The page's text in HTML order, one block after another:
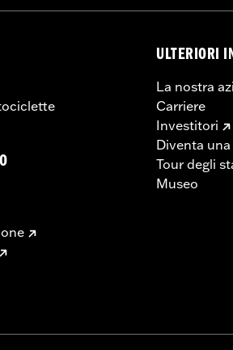
ULTERIORI
La nostra
Carriere
Investitori
Diventa
Tour degli
Museo